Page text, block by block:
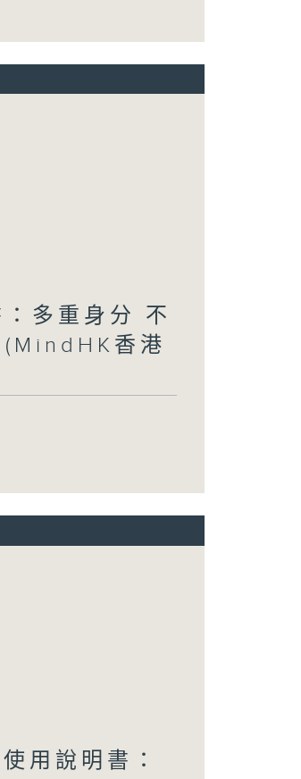
多重身分 不
香港
用說明書：